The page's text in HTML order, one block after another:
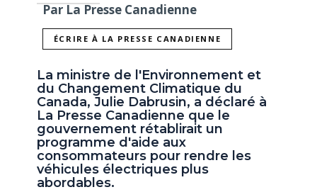
Par La Presse Canadienne
ÉCRIRE À LA PRESSE CANADIENNE
La ministre de l'Environnement et
du Changement Climatique du
Canada, Julie Dabrusin, a déclaré à
La Presse Canadienne que le
gouvernement rétablirait un
programme d'aide aux
consommateurs pour rendre les
véhicules électriques plus
abordables.